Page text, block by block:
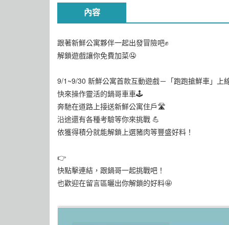
內容
跟著新鮮公寓夥伴一起出發冒險吧✊
解鎖遊戲讓你免費加菜🤤
9/1~9/30 新鮮公寓首款互動遊戲－「跑跑搶鮮車」上
快來操作靈活的鍋哥車車🕹️
奔馳在道路上接送新鮮公寓住戶🛣️
沿途還有各種考驗等你來挑戰 💪
依獲得積分就能解鎖上選豬肉等豐盛好料！
👉
快點擊連結，跟鍋哥一起挑戰吧！
也歡迎在留言區曬出你解鎖的好料🤩